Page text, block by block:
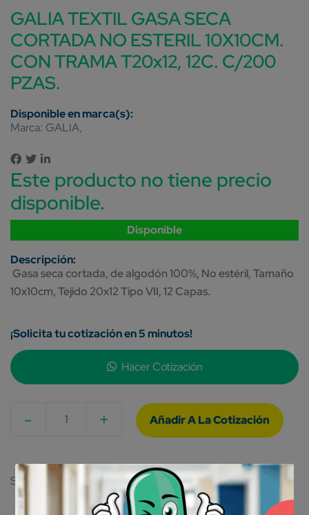
GALIA TEXTIL GASA SECA
CORTADA NO ESTERIL 10X10CM.
CON TRAMA T20x12, 12C. C/200
PZAS.
Marca: GALIA
Este producto no tiene precio
disponible.
Disponible
Gasa seca cortada, de algodón 100%, No estéril, Tamaño
10x10cm, Tejido 20x12 Tipo VII, 12 Capas.
¡Solicita tu cotización en 5 minutos!
Hacer Cotización
- +
SKU: 7501565600214